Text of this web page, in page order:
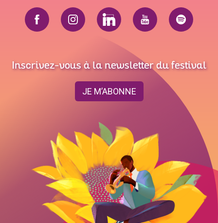
Inscrivez-vous à la newsletter du festival
JE M’ABONNE